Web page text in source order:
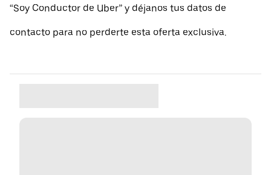
“Soy Conductor de Uber” y déjanos tus datos de
contacto para no perderte esta oferta exclusiva.